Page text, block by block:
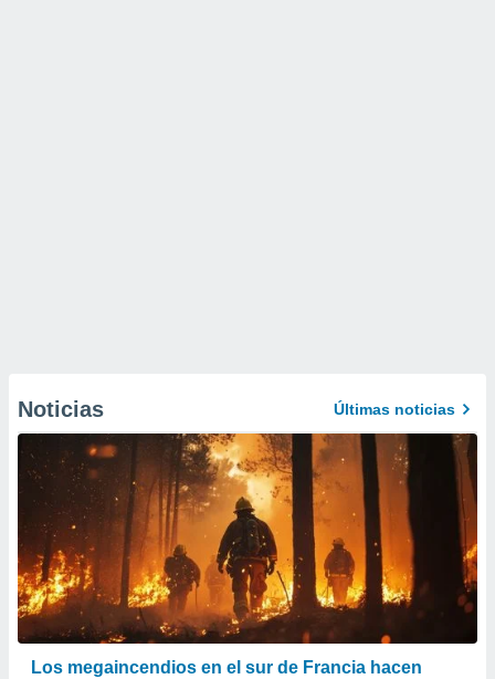
Noticias Últimas noticias
Los megaincendios en el sur de Francia hacen